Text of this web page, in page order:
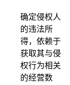
确定侵权人
的违法所
得，依赖于
获取其与侵
权行为相关
的经营数